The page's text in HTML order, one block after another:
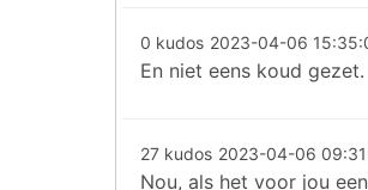
0 kudos 2023-04-06
En niet eens koud gezet.
27 kudos 2023-04-06
Nou, als het voor jou